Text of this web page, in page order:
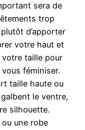
sera de
trop
d’apporter
votre haut et
taille pour
féminiser.
taille haute ou
le ventre,
silhouette.
une robe